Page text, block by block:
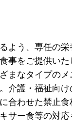
よう、専任の
事をご提供い
まなタイプのメ
介護・福祉向
合わせた禁止食
サー食等の対応